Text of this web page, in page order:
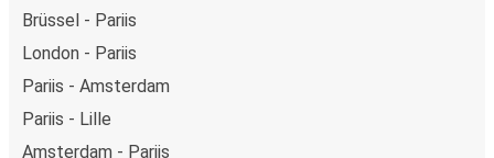
Brüssel - Pariis
London - Pariis
Pariis - Amsterdam
Pariis - Lille
Amsterdam - Pariis